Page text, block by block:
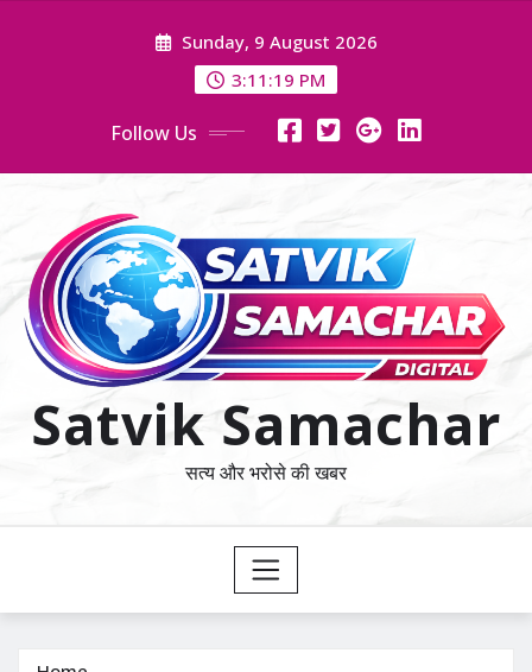
Sunday, 9 August 2026
3:11:20 PM
Follow Us
Satvik Samachar
सत्य और भरोसे की खबर